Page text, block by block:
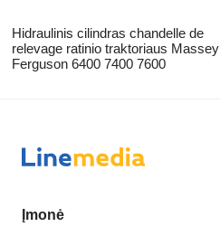
Hidraulinis cilindras chandelle de
relevage ratinio traktoriaus Massey
Ferguson 6400 7400 7600
Įmonė